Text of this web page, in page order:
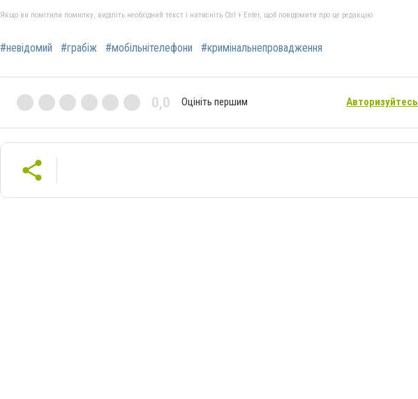
Якщо ви помітили помилку, виділіть необхідний текст і натисніть Ctrl + Enter, щоб повідомити про це редакцію
#невідомий #грабіж #мобільнітелефони #кримінальнепровадження
0,0 Оцініть першим Авторизуйтесь